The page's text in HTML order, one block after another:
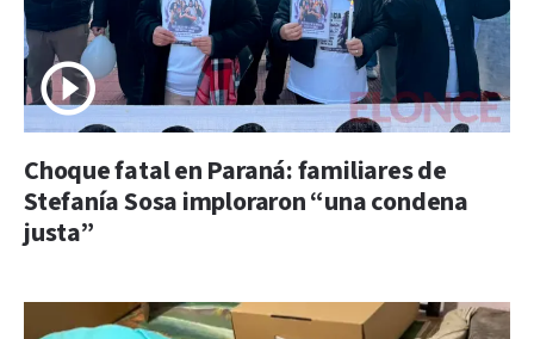
Choque fatal en Paraná: familiares de
Stefanía Sosa imploraron “una condena
justa”